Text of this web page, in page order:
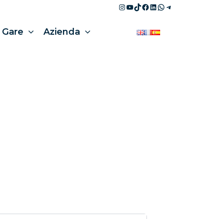
Instagram
YouTube
TikTok
Facebook
LinkedIn
WhatsApp
Telegram
Gare Azienda